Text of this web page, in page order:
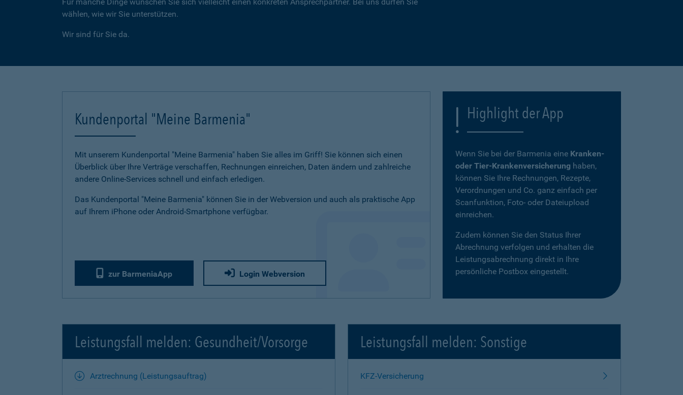
wählen, wie wir Sie unterstützen.
Wir sind für Sie da.
Kundenportal "Meine Barmenia"
Mit unserem Kundenportal "Meine Barmenia" haben Sie alles im Griff! Sie können sich einen
Überblick über Ihre Verträge verschaffen, Rechnungen einreichen, Daten ändern und zahlreiche
andere Online-Services schnell und einfach erledigen.
Das Kundenportal "Meine Barmenia" können Sie in der Webversion und auch als praktische App
auf Ihrem iPhone oder Android-Smartphone verfügbar.
zur BarmeniaApp Login Webversion
Highlight der App
Wenn Sie bei der Barmenia eine Kranken-
oder Tier-Krankenversicherung haben,
können Sie Ihre Rechnungen, Rezepte,
Verordnungen und Co. ganz einfach per
Scanfunktion, Foto- oder Dateiupload
einreichen.
Zudem können Sie den Status Ihrer
Abrechnung verfolgen und erhalten die
Leistungsabrechnung direkt in Ihre
persönliche Postbox eingestellt.
Leistungsfall melden: Gesundheit/Vorsorge
Arztrechnung (Leistungsauftrag)
Leistungsfall melden: Sonstige
KFZ-Versicherung